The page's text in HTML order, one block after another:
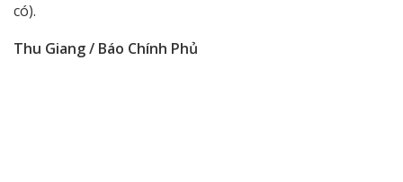
có).
Thu Giang / Báo Chính Phủ